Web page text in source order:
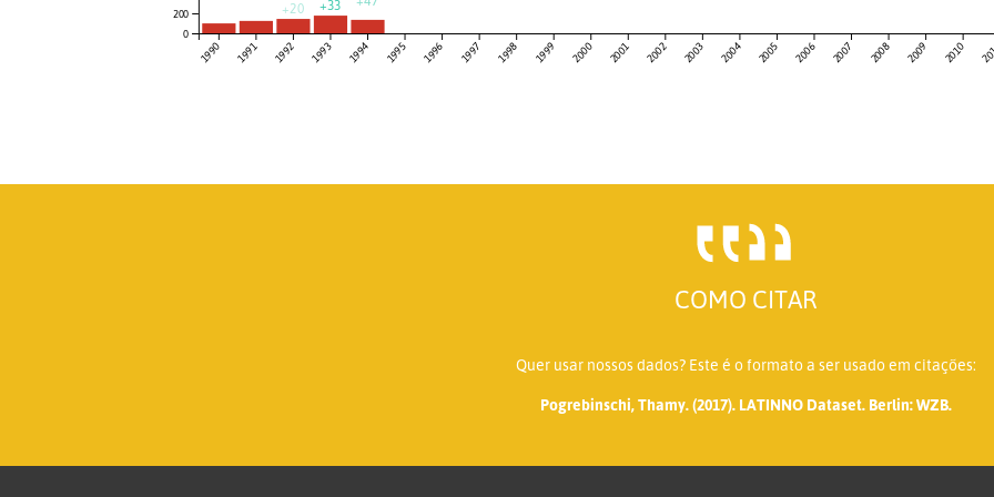
1990 1991 1992 1993 1994 1995 1996 1997 1998 1999 2000 2001 2002 2003 2004 2005 2006 2007 2008 2009 2010
0
200 +20 +33
COMO CITAR
Quer usar nossos dados? Este é o formato a ser usado em citações:
Pogrebinschi, Thamy. (2017). LATINNO Dataset. Berlin: WZB.